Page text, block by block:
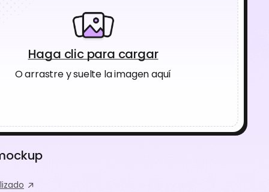
Haga clic para cargar
O arrastre y suelte la imagen aquí